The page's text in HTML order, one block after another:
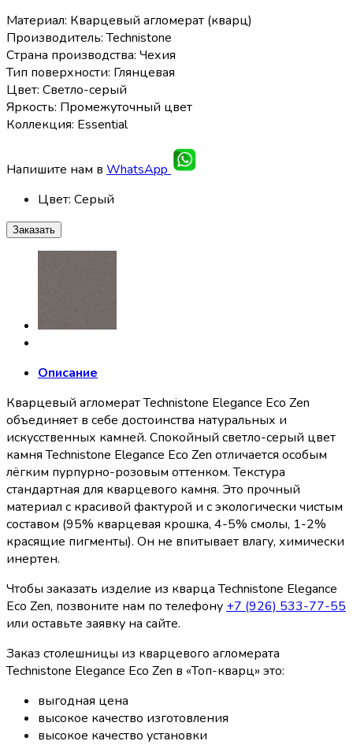
Материал: Кварцевый агломерат (кварц)
Производитель: Technistone
Страна производства: Чехия
Тип поверхности: Глянцевая
Цвет: Светло-серый
Яркость: Промежуточный цвет
Коллекция: Essential
Напишите нам в WhatsApp
Цвет: Серый
Заказать
Описание
Кварцевый агломерат Technistone Elegance Eco Zen
объединяет в себе достоинства натуральных и
искусственных камней. Спокойный светло-серый цвет
камня Technistone Elegance Eco Zen отличается особым
лёгким пурпурно-розовым оттенком. Текстура
стандартная для кварцевого камня. Это прочный
материал с красивой фактурой и с экологически чистым
составом (95% кварцевая крошка, 4-5% смолы, 1-2%
красящие пигменты). Он не впитывает влагу, химически
инертен.
Чтобы заказать изделие из кварца Technistone Elegance
Eco Zen, позвоните нам по телефону +7 (926) 533-77-55
или оставьте заявку на сайте.
Заказ столешницы из кварцевого агломерата
Technistone Elegance Eco Zen в «Топ-кварц» это:
выгодная цена
высокое качество изготовления
высокое качество установки